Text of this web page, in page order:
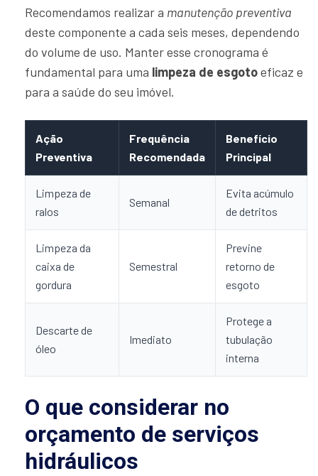
Recomendamos realizar a manutenção preventiva
deste componente a cada seis meses, dependendo
do volume de uso. Manter esse cronograma é
fundamental para uma limpeza de esgotoeficaz e
para a saúde do seu imóvel.
Ação
Preventiva
Frequência
Recomendada
Benefício
Principal
Limpeza de
ralos
Semanal
Evita acúmulo
de detritos
Limpeza da
caixa de
gordura
Semestral
Previne
retorno de
esgoto
Descarte de
óleo
Imediato
Protege a
tubulação
interna
O que considerar no
orçamento de serviços
hidráulicos